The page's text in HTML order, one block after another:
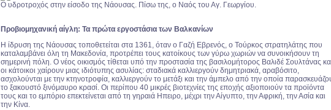
Ο υδροτροχός στην είσοδο της Νάουσας. Πίσω της, ο Ναός του Αγ. Γεωργίου.
Προβιομηχανική αίγλη: Τα πρώτα εργοστάσια των Βαλκανίων
Η ίδρυση της Νάουσας τοποθετείται στα 1361, όταν ο Γαζή Εβρενός, ο Τούρκος στρατηλάτης που
καταλαμβάνει όλη τη Μακεδονία, προτρέπει τους κατοίκους των γύρω χωριών να συνοικήσουν τη
σημερινή πόλη. Ο νέος οικισμός τίθεται υπό την προστασία της βασιλομήτορος Βαλιδέ Σουλτάνας
οι κάτοικοι χαίρουν μιας ιδιότυπης ασυλίας: σταδιακά καλλιεργούν δημητριακά, αραβόσιτο,
ασχολούνται με την κτηνοτροφία, καλλιεργούν το μετάξι και την άμπελο από την οποία
το ξακουστό ξινόμαυρο κρασί. Οι περίπου 40 μικρές βιοτεχνίες της εποχής αξιοποιούν τα προϊόντα
τους και το εμπόριο επεκτείνεται από τη γηραιά Ηπειρο, μέχρι την Αίγυπτο, την Αφρική, την Ασία και
την Κίνα.